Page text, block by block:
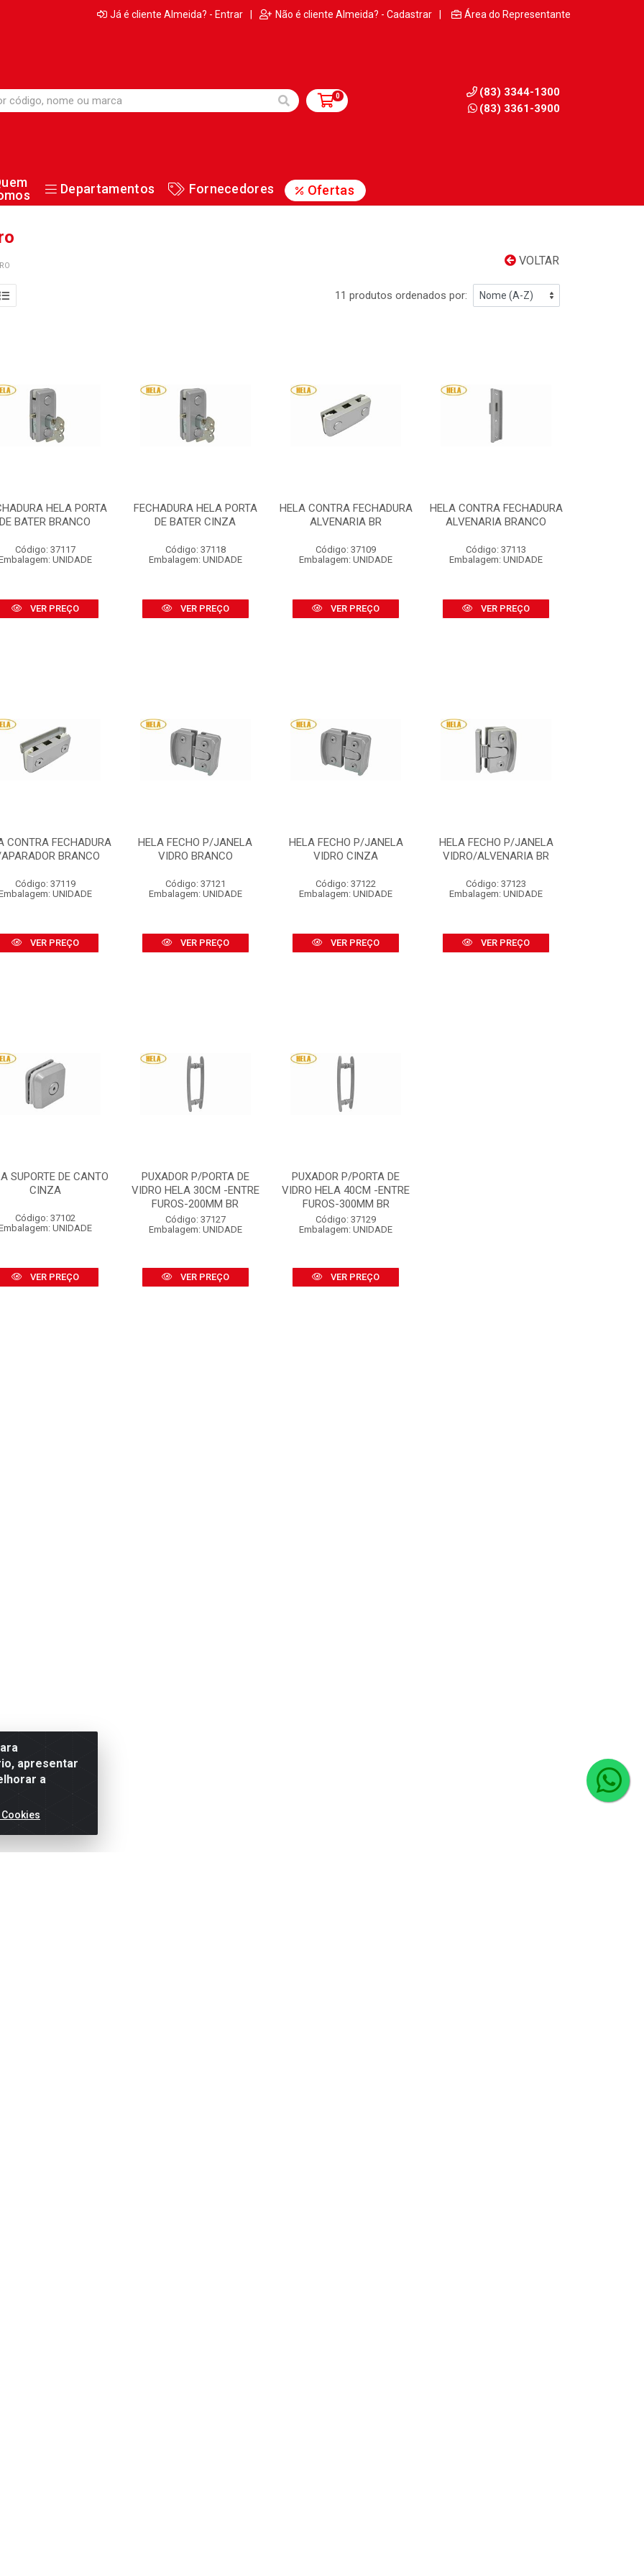
Já é cliente Almeida? - Entrar | Não é cliente Almeida? - Cadastrar | Área do Representante
0
(83) 3344-1300
(83) 3361-3900
Departamentos Fornecedores Ofertas
VOLTAR
11 produtos ordenados por:
HELA PORTA
DE BATER BRANCO
Código: 37117
UNIDADE
VER PREÇO
FECHADURA HELA PORTA
DE BATER CINZA
Código: 37118
Embalagem: UNIDADE
VER PREÇO
HELA CONTRA FECHADURA
ALVENARIA BR
Código: 37109
Embalagem: UNIDADE
VER PREÇO
HELA CONTRA FECHADURA
ALVENARIA BRANCO
Código: 37113
Embalagem: UNIDADE
VER PREÇO
CONTRA FECHADURA
BRANCO
Código: 37119
UNIDADE
VER PREÇO
HELA FECHO P/JANELA
VIDRO BRANCO
Código: 37121
Embalagem: UNIDADE
VER PREÇO
HELA FECHO P/JANELA
VIDRO CINZA
Código: 37122
Embalagem: UNIDADE
VER PREÇO
HELA FECHO P/JANELA
VIDRO/ALVENARIA BR
Código: 37123
Embalagem: UNIDADE
VER PREÇO
SUPORTE DE CANTO
CINZA
Código: 37102
UNIDADE
VER PREÇO
PUXADOR P/PORTA DE
VIDRO HELA 30CM -ENTRE
FUROS-200MM BR
Código: 37127
Embalagem: UNIDADE
VER PREÇO
PUXADOR P/PORTA DE
VIDRO HELA 40CM -ENTRE
FUROS-300MM BR
Código: 37129
Embalagem: UNIDADE
VER PREÇO
apresentar
a